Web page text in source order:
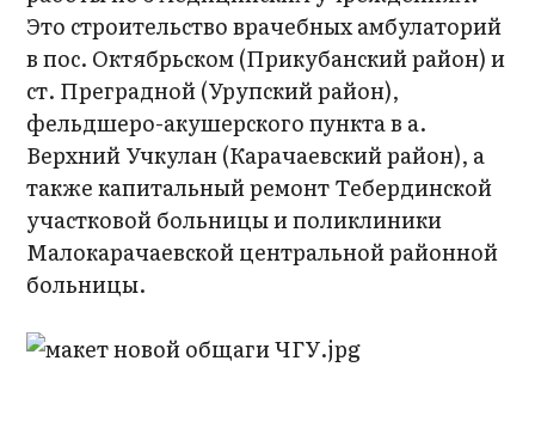
Это строительство врачебных амбулаторий
в пос. Октябрьском (Прикубанский район) и
ст. Преградной (Урупский район),
фельдшеро-акушерского пункта в а.
Верхний Учкулан (Карачаевский район), а
также капитальный ремонт Тебердинской
участковой больницы и поликлиники
Малокарачаевской центральной районной
больницы.